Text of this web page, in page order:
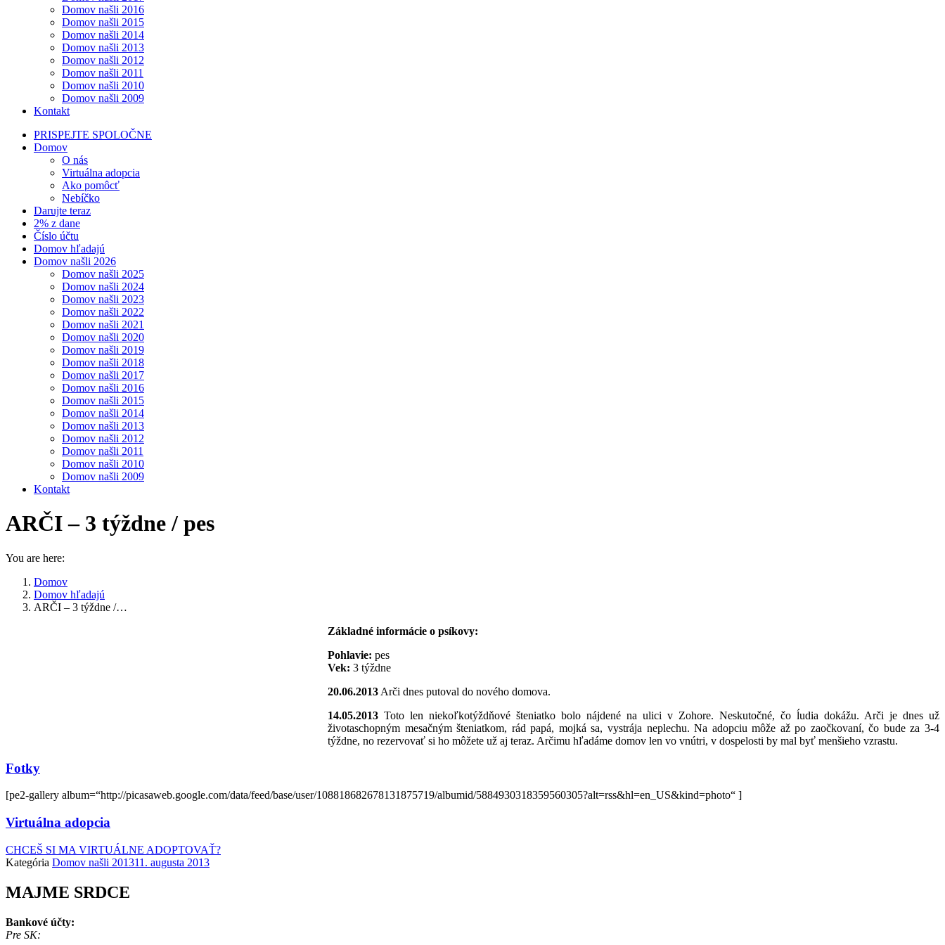
Domov našli 2016
Domov našli 2015
Domov našli 2014
Domov našli 2013
Domov našli 2012
Domov našli 2011
Domov našli 2010
Domov našli 2009
Kontakt
PRISPEJTE SPOLOČNE
Domov
O nás
Virtuálna adopcia
Ako pomôcť
Nebíčko
Darujte teraz
2% z dane
Číslo účtu
Domov hľadajú
Domov našli 2026
Domov našli 2025
Domov našli 2024
Domov našli 2023
Domov našli 2022
Domov našli 2021
Domov našli 2020
Domov našli 2019
Domov našli 2018
Domov našli 2017
Domov našli 2016
Domov našli 2015
Domov našli 2014
Domov našli 2013
Domov našli 2012
Domov našli 2011
Domov našli 2010
Domov našli 2009
Kontakt
ARČI – 3 týždne / pes
You are here:
Domov
Domov hľadajú
ARČI – 3 týždne /…
Základné informácie o psíkovy:
Pohlavie: pes
Vek: 3 týždne
20.06.2013 Arči dnes putoval do nového domova.
14.05.2013 Toto len niekoľkotýždňové šteniatko bolo nájdené na ulici v Zohore. Neskutočné, čo ĺudia dokážu. Arči je dnes už
životaschopným mesačným šteniatkom, rád papá, mojká sa, vystrája neplechu. Na adopciu môže až po zaočkovaní, čo bude za 3-4
týždne, no rezervovať si ho môžete už aj teraz. Arčimu hľadáme domov len vo vnútri, v dospelosti by mal byť menšieho vzrastu.
Fotky
[pe2-gallery album=“http://picasaweb.google.com/data/feed/base/user/108818682678131875719/albumid/5884930318359560305?alt=rss&hl=en_US&kind=photo“ ]
Virtuálna adopcia
CHCEŠ SI MA VIRTUÁLNE ADOPTOVAŤ?
Kategória Domov našli 201311. augusta 2013
MAJME SRDCE
Bankové účty:
Pre SK: